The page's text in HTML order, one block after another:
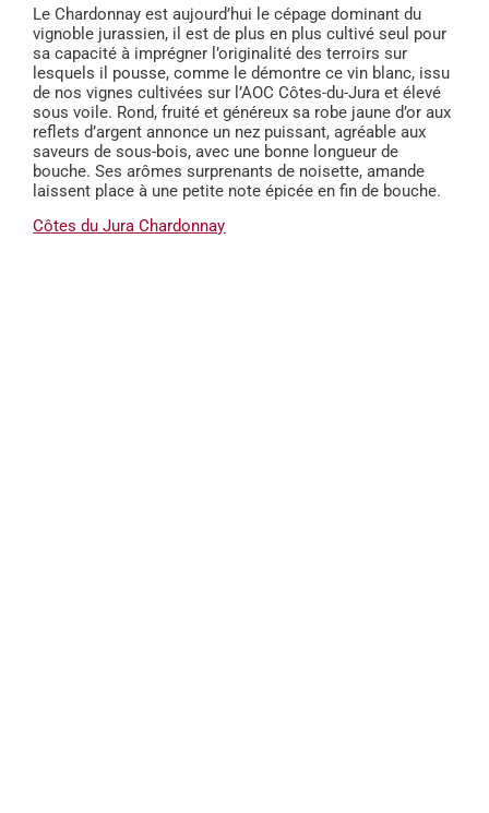
Le Chardonnay est aujourd’hui le cépage dominant du
vignoble jurassien, il est de plus en plus cultivé seul pour
sa capacité à imprégner l’originalité des terroirs sur
lesquels il pousse, comme le démontre ce vin blanc, issu
de nos vignes cultivées sur l’AOC Côtes-du-Jura et élevé
sous voile. Rond, fruité et généreux sa robe jaune d’or aux
reflets d’argent annonce un nez puissant, agréable aux
saveurs de sous-bois, avec une bonne longueur de
bouche. Ses arômes surprenants de noisette, amande
laissent place à une petite note épicée en fin de bouche.
Côtes du Jura Chardonnay